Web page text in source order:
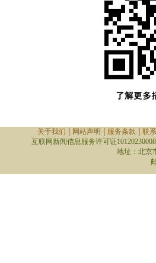
关于我们 网站声明 服务条款
联
互联网新闻信息服务许可证10120230008
地址：北京